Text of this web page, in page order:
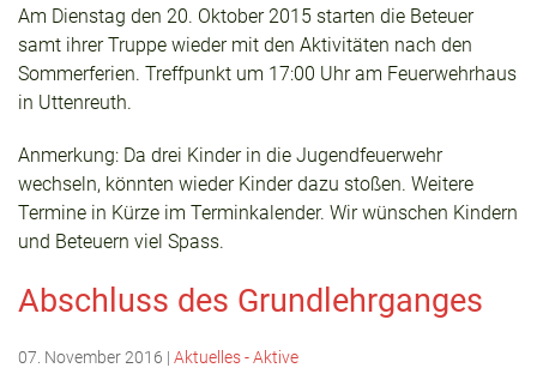
Am Dienstag den 20. Oktober 2015 starten die Beteuer
samt ihrer Truppe wieder mit den Aktivitäten nach den
Sommerferien. Treffpunkt um 17:00 Uhr am Feuerwehrhaus
in Uttenreuth.
Anmerkung: Da drei Kinder in die Jugendfeuerwehr
wechseln, könnten wieder Kinder dazu stoßen. Weitere
Termine in Kürze im Terminkalender. Wir wünschen Kindern
und Beteuern viel Spass.
Abschluss des Grundlehrganges
07. November 2016 | Aktuelles - Aktive